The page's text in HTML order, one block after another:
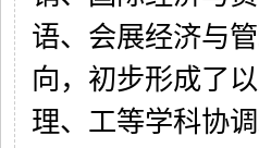
语、会展经济与
向，初步形成了
理、工等学科协